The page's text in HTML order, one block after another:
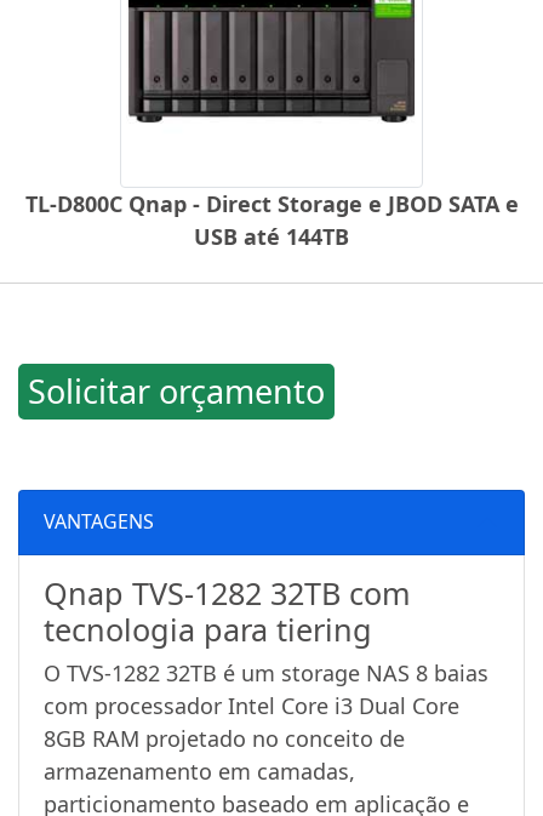
TL-D800C Qnap - Direct Storage e JBOD SATA e
USB até 144TB
Solicitar orçamento
VANTAGENS
Qnap TVS-1282 32TB com
tecnologia para tiering
O TVS-1282 32TB é um storage NAS 8 baias
com processador Intel Core i3 Dual Core
8GB RAM projetado no conceito de
armazenamento em camadas,
particionamento baseado em aplicação e